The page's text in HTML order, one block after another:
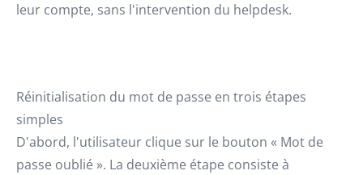
leur compte, sans l'intervention du helpdesk.
Réinitialisation du mot de passe en trois étapes
simples
D'abord, l'utilisateur clique sur le bouton « Mot de
passe oublié ». La deuxième étape consiste à